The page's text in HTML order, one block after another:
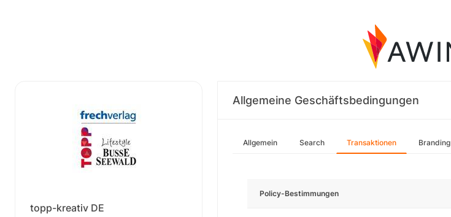
topp-kreativ DE
Allgemeine Geschäftsbedingungen
Allgemein Search Transaktionen Branding
Policy-Bestimmungen